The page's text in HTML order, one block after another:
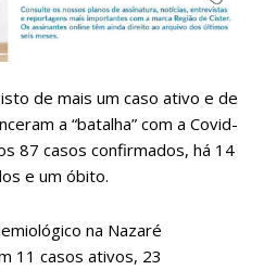
de mais um caso ativo e de
a “batalha” com a Covid-
87 casos confirmados, há 14
e um óbito.
na Nazaré
11 casos ativos, 23